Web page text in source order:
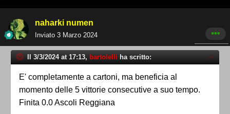
naharki numen
Inviato 3 Marzo 2024
Il 3/3/2024 at 17:13, bartolelli ha scritto:
E' completamente a cartoni, ma beneficia al
momento delle 5 vittorie consecutive a suo tempo.
Finita 0.0 Ascoli Reggiana